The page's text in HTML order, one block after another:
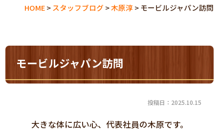
HOME> スタッフブログ >木原淳>モービルジャパン訪問
モービルジャパン訪問
投稿日：2025.10.15
大きな体に広い心、代表社員の木原です。